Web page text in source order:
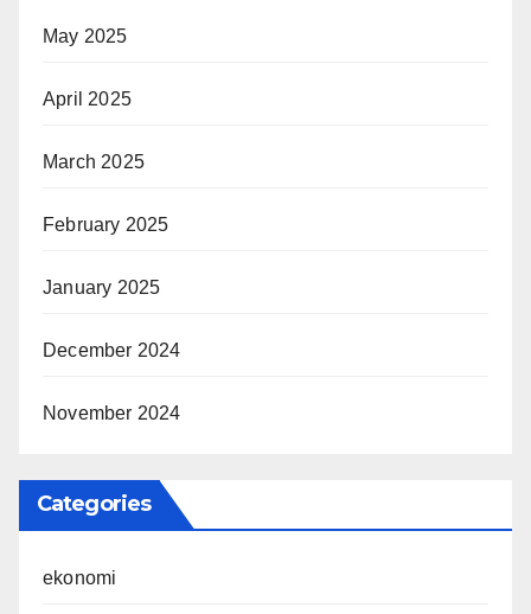
May 2025
April 2025
March 2025
February 2025
January 2025
December 2024
November 2024
Categories
ekonomi